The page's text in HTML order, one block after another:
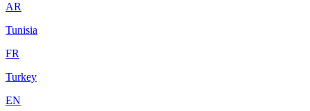
AR
Tunisia
FR
Turkey
EN